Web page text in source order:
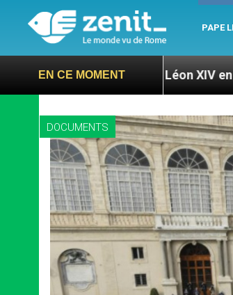
PAPE
EN CE MOMENT
Léon XIV en France : le
DOCUMENTS